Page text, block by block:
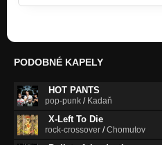
PODOBNÉ KAPELY
HOT PANTS
pop-punk / Kadaň
X-Left To Die
rock-crossover /Chomutov